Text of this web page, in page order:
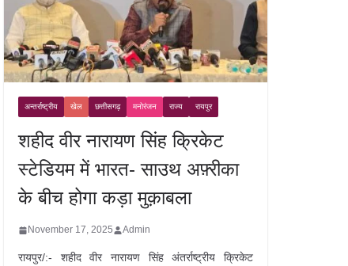
अन्तर्राष्ट्रीय खेल छत्तीसगढ़ मनोरंजन राज्य रायपुर
शहीद वीर नारायण सिंह क्रिकेट
स्टेडियम में भारत- साउथ अफ़्रीका
के बीच होगा कड़ा मुक़ाबला
November 17, 2025 Admin
रायपुर/:- शहीद वीर नारायण सिंह अंतर्राष्ट्रीय क्रिकेट